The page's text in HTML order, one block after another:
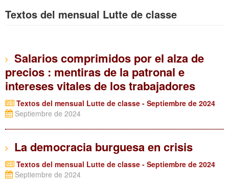
Textos del mensual Lutte de classe
Salarios comprimidos por el alza de
precios : mentiras de la patronal e
intereses vitales de los trabajadores
Textos del mensual Lutte de classe - Septiembre de 2024
Septiembre de 2024
La democracia burguesa en crisis
Textos del mensual Lutte de classe - Septiembre de 2024
Septiembre de 2024